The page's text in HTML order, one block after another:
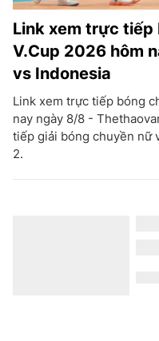
Link xem trực tiếp
V.Cup 2026 hôm
vs Indonesia
Link xem trực tiếp bóng
nay ngày 8/8 -
tiếp giải bóng chuyền nữ
2.